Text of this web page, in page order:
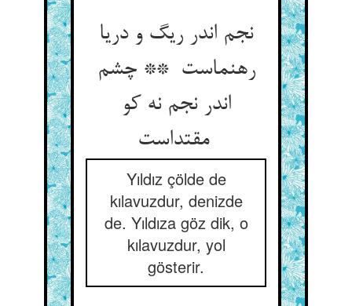
نجم اندر ریگ و دریا
رهنماست ** چشم
اندر نجم نه کو
مقتداست
Yıldız çölde de
kılavuzdur, denizde
de. Yıldıza göz dik, o
kılavuzdur, yol
gösterir.